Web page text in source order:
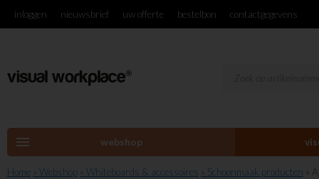
inloggen nieuwsbrief uw offerte bestelbon contactgegevens
menu webshop
Home » Webshop » Whiteboards & accessoires » Schoonmaak producten »